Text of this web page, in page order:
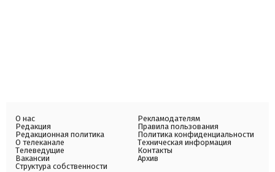
О нас
Редакция
Редакционная политика
О телеканале
Телеведущие
Вакансии
Структура собственности
Рекламодателям
Правила пользования
Политика конфиденциальности
Техническая информация
Контакты
Архив